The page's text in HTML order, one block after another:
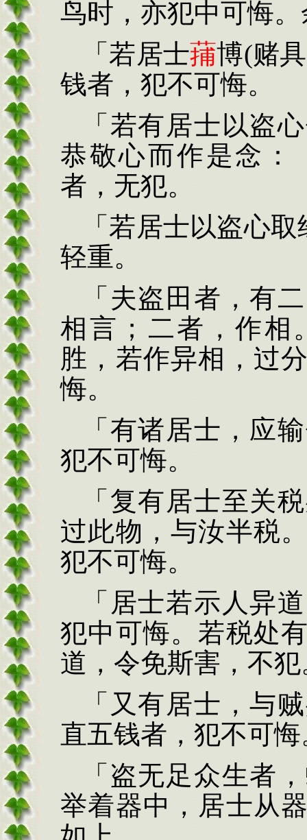
鸟时，亦犯中可悔
「若居士蒱博(赌具
钱者，犯不可悔。
「若有居士以盗
恭敬心而作是念：
者，无犯。
「若居士以盗心取
轻重。
「夫盗田者，有二
相言；二者，作相
胜，若作异相，过
悔。
「有诸居士，应
犯不可悔。
「复有居士至关
过此物，与汝半税
犯不可悔。
「居士若示人异
犯中可悔。若税处
道，令免斯害，不犯
「又有居士，与
直五钱者， 犯不可悔
「盗无足众生者
举着器中，居士从